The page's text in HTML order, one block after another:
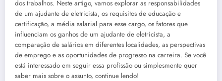
dos trabalhos. Neste artigo, vamos explorar as responsabilidades
de um ajudante de eletricista, os requisitos de educação e
certificação, a média salarial para esse cargo, os fatores que
influenciam os ganhos de um ajudante de eletricista, a
comparação de salários em diferentes localidades, as perspectivas
de emprego e as oportunidades de progresso na carreira. Se você
está interessado em seguir essa profissão ou simplesmente quer
saber mais sobre o assunto, continue lendo!